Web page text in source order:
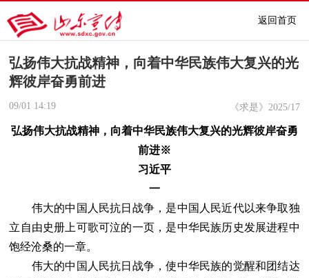
返回首页
弘扬伟大抗战精神，向着中华民族伟大复兴的光
辉彼岸奋勇前进
09/01 14:19 《求是》2025/17
弘扬伟大抗战精神，向着中华民族伟大复兴的光辉彼岸奋勇
前进※
习近平
一
伟大的中国人民抗日战争，是中国人民近代以来争取独
立自由史册上可歌可泣的一页，是中华民族历史发展进程中
饱经沧桑的一章。
伟大的中国人民抗日战争，使中华民族的觉醒和团结达